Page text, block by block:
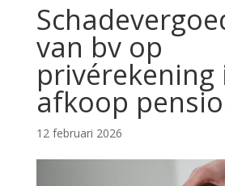
van bv op
privérekening
afkoop
12 februari 2026